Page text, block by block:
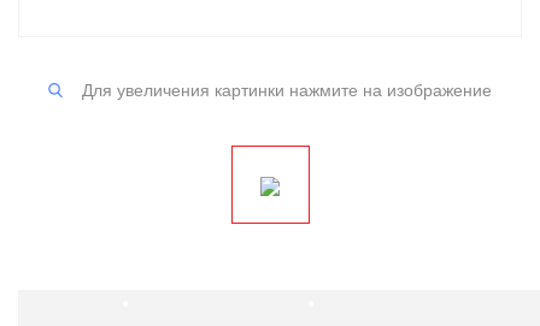
Для увеличения картинки нажмите на изображение